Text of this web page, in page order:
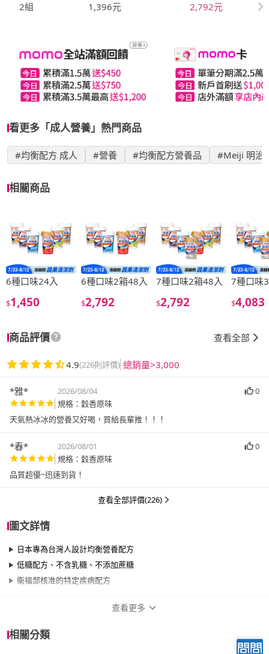
2組
1,396元 2,792元
看更多「成人營養」熱門商品
#均衡配方 成人 #營養 #均衡配方營養品 #Meiji 明治
相關商品
6種口味24入
$1,450
6種口味2箱48入
$2,792
7種口味2箱48入
$2,792
7種口味
$4,083
商品評價 查看全部
4.9(226則評價) 總銷量>3,000
*雅* 2026/08/04
0
規格：穀香原味
天氣熱冰冰的營養又好喝，買給長輩推！！！
*春* 2026/08/01
0
規格：穀香原味
品質超優~迅速到貨！
查看全部評價(226)
圖文詳情
日本專為台灣人設計均衡營養配方
低糖配方、不含乳糖、不添加蔗糖
衛福部核准的特定疾病配方
品牌名稱
查看更多
相關分類